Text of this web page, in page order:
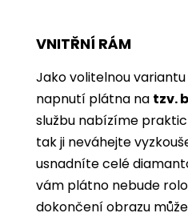
VNITŘNÍ RÁM
Jako volitelnou
napnutí plátna na tzv.
službu nabízíme
tak ji neváhejte
usnadníte celé
vám plátno nebude
dokončení obrazu